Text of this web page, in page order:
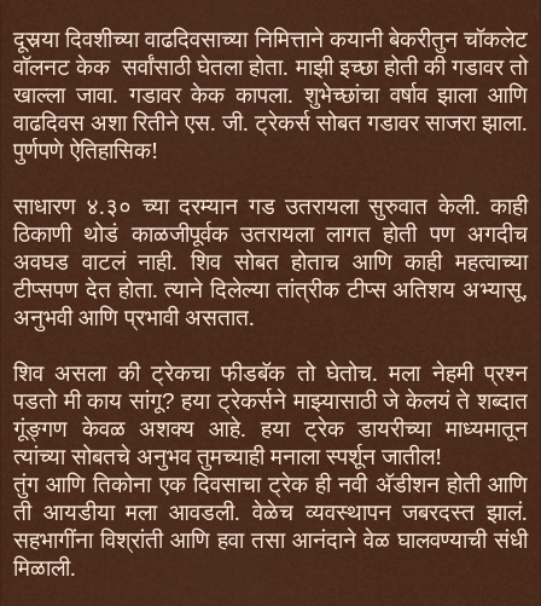
दूसर्‍या दिवशीच्या वाढदिवसाच्या निमित्ताने कयानी बेकरीतुन चॉकलेट
वॉलनट केक सर्वांसाठी घेतला होता. माझी इच्छा होती की गडावर तो
खाल्ला जावा. गडावर केक कापला. शुभेच्छांचा वर्षाव झाला आणि
वाढदिवस अशा रितीने एस. जी. ट्रेकर्स सोबत गडावर साजरा झाला.
पुर्णपणे ऐतिहासिक!
साधारण ४.३० च्या दरम्यान गड उतरायला सुरुवात केली. काही
ठिकाणी थोडं काळजीपूर्वक उतरायला लागत होती पण अगदीच
अवघड वाटलं नाही. शिव सोबत होताच आणि काही महत्वाच्या
टीप्सपण देत होता. त्याने दिलेल्या तांत्रीक टीप्स अतिशय अभ्यासू,
अनुभवी आणि प्रभावी असतात.
शिव असला की ट्रेकचाफीडबॅक तो घेतोच. मला नेहमी प्रश्‍न
पडतो मी काय सांगू?हया ट्रेकर्सने माझ्यासाठी जे केलयं ते शब्दात
गूंङ्गण केवळ अशक्य आहे. हया ट्रेक डायरीच्या माध्यमातून
त्यांच्या सोबतचे अनुभव तुमच्याही मनाला स्पर्शून जातील!
तुंग आणि तिकोना एक दिवसाचा ट्रेक ही नवी अ‍ॅडीशन होती आणि
ती आयडीया मला आवडली. वेळेच व्यवस्थापन जबरदस्त झालं.
सहभागींना विश्रांती आणि हवा तसा आनंदाने वेळ घालवण्याची संधी
मिळाली.